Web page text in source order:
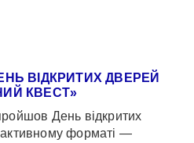
ВІДКРИТИХ ДВЕРЕЙ
КВЕСТ»
День відкритих
форматі —